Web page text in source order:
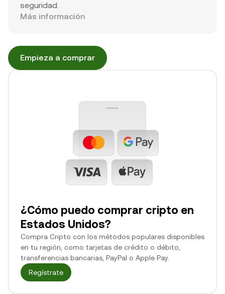
seguridad.
Más información
Empieza a comprar
¿Cómo puedo comprar cripto en
Estados Unidos?
Compra Cripto con los métodos populares disponibles
en tu región, como tarjetas de crédito o débito,
transferencias bancarias, PayPal o Apple Pay.
Regístrate